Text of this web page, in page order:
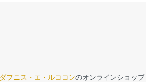
ダフニス・エ・ルココンのオンラインショップ